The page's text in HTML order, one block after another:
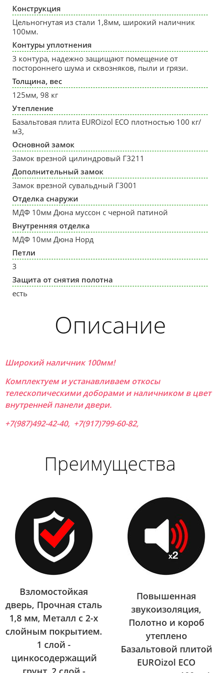
Конструкция
Цельногнутая из стали 1,8мм, широкий наличник
100мм.
Контуры уплотнения
3 контура, надежно защищают помещение от
постороннего шума и сквозняков, пыли и грязи.
Толщина, вес
125мм, 98 кг
Утепление
Базальтовая плита EUROizol ECO плотностью 100 кг/
м3,
Основной замок
Замок врезной цилиндровый Г3211
Дополнительный замок
Замок врезной сувальдный Г3001
Отделка снаружи
МДФ 10мм Дюна муссон с черной патиной
Внутренняя отделка
МДФ 10мм Дюна Норд
Петли
3
Защита от снятия полотна
есть
Описание
Широкий наличник 100мм!
Комплектуем и устанавливаем откосы
телескопическими доборами и наличником в цвет
внутренней панели двери.
+7(987)492-42-40, +7(917)799-60-82,
Преимущества
Взломостойкая
дверь, Прочная сталь
1,8 мм, Металл с 2-х
слойным покрытием.
1 слой -
цинкосодержащий
Повышенная
звукоизоляция,
Полотно и короб
утеплено
Базальтовой плитой
EUROizol ECO